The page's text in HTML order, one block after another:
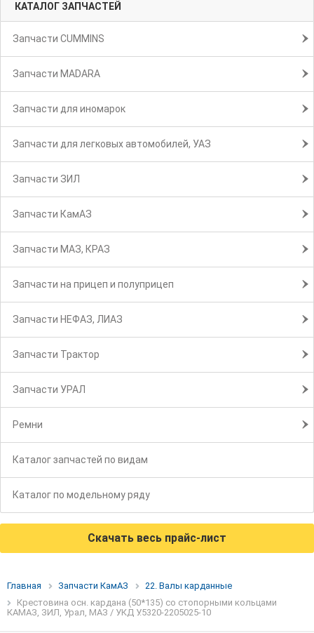
КАТАЛОГ ЗАПЧАСТЕЙ
Запчасти CUMMINS
Запчасти MADARA
Запчасти для иномарок
Запчасти для легковых автомобилей, УАЗ
Запчасти ЗИЛ
Запчасти КамАЗ
Запчасти МАЗ, КРАЗ
Запчасти на прицеп и полуприцеп
Запчасти НЕФАЗ, ЛИАЗ
Запчасти Трактор
Запчасти УРАЛ
Ремни
Каталог запчастей по видам
Каталог по модельному ряду
Скачать весь прайс-лист
Главная Запчасти КамАЗ
22. Валы карданные
Крестовина осн. кардана (50*135) со стопорными кольцами
КАМАЗ, ЗИЛ, Урал, МАЗ / УКД У.5320-2205025-10